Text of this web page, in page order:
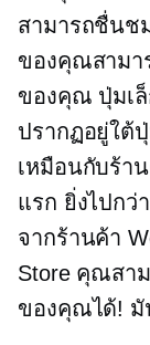
สามารถชื่นช
ของคุณสามา
ของคุณ ปุ่มเล็
ปรากฏอยู่ใต้
เหมือนกับร้า
แรก ยิ่งไปก
จากร้านค้า
Store คุณสา
ของคุณได้! มั